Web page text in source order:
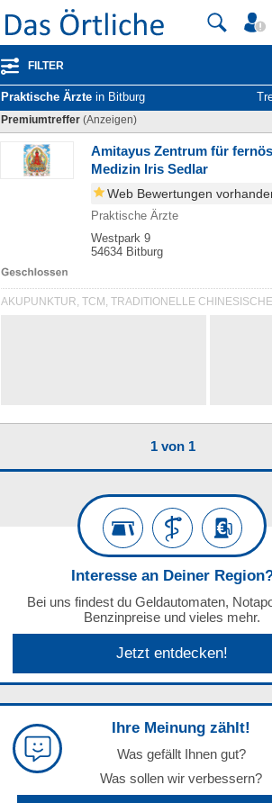
FILTER
Praktische Ärzte in Bitburg
Premiumtreffer (Anzeigen)
Amitayus Zentrum für
Medizin Iris Sedlar
Web Bewertungen
Praktische Ärzte
Westpark 9
54634 Bitburg
1 von 1
Interesse an Deiner
Bei uns findest du Geldautomaten,
Benzinpreise und vieles mehr.
Jetzt entdecken!
Ihre Meinung zählt!
Was gefällt Ihnen gut?
Was sollen wir verbessern?